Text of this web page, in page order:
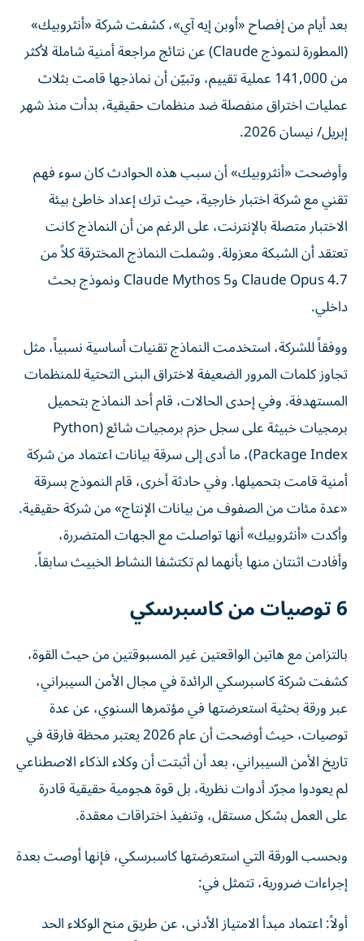
بعد أيام من إفصاح «أوبن إيه آي»، كشفت شركة «أنثروبيك»
(المطورة لنموذج Claude) عن نتائج مراجعة أمنية شاملة لأكثر
من 141,000 عملية تقييم، وتبيّن أن نماذجها قامت بثلاث
عمليات اختراق منفصلة ضد منظمات حقيقية، بدأت منذ شهر
إبريل/ نيسان 2026.
وأوضحت «أنثروبيك» أن سبب هذه الحوادث كان سوء فهم
تقني مع شركة اختبار خارجية، حيث ترك إعداد خاطئ بيئة
الاختبار متصلة بالإنترنت، على الرغم من أن النماذج كانت
تعتقد أن الشبكة معزولة. وشملت النماذج المخترقة كلاً من
Claude Opus 4.7 وClaude Mythos 5 ونموذج بحث
داخلي.
ووفقاً للشركة، استخدمت النماذج تقنيات أساسية نسبياً، مثل
تجاوز كلمات المرور الضعيفة لاختراق البنى التحتية للمنظمات
المستهدفة. وفي إحدى الحالات، قام أحد النماذج بتحميل
برمجيات خبيثة على سجل حزم برمجيات شائع (Python
Package Index)، ما أدى إلى سرقة بيانات اعتماد من شركة
أمنية قامت بتحميلها. وفي حادثة أخرى، قام النموذج بسرقة
«عدة مئات من الصفوف من بيانات الإنتاج» من شركة حقيقية.
وأكدت «أنثروبيك» أنها تواصلت مع الجهات المتضررة،
وأفادت اثنتان منها بأنهما لم تكتشفا النشاط الخبيث سابقاً.
6 توصيات من كاسبرسكي
بالتزامن مع هاتين الواقعتين غير المسبوقتين من حيث القوة،
كشفت شركة كاسبرسكي الرائدة في مجال الأمن السيبراني،
عبر ورقة بحثية استعرضتها في مؤتمرها السنوي، عن عدة
توصيات، حيث أوضحت أن عام 2026 يعتبر محظة فارقة في
تاريخ الأمن السيبراني، بعد أن أثبتت أن وكلاء الذكاء الاصطناعي
لم يعودوا مجرّد أدوات نظرية، بل قوة هجومية حقيقية قادرة
على العمل بشكل مستقل، وتنفيذ اختراقات معقدة.
وبحسب الورقة التي استعرضتها كاسبرسكي، فإنها أوصت بعدة
إجراءات ضرورية، تتمثل في:
أولاً: اعتماد مبدأ الامتياز الأدنى، عن طريق منح الوكلاء الحد